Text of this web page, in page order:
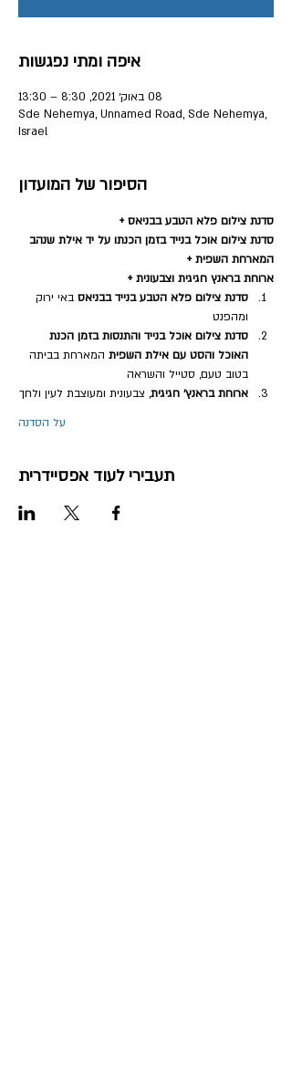
איפה ומתי נפגשות
08 באוק׳ 2021, 8:30 – 13:30
Sde Nehemya, Unnamed Road, Sde Nehemya,
Israel
הסיפור של המועדון
סדנת צילום פלא הטבע בבניאס +
סדנת צילום אוכל בנייד בזמן הכנתו על יד אילת שנהב
המארחת השפית +
ארוחת בראנץ חגיגית וצבעונית +
סדנת צילום פלא הטבע בנייד בבניאס באי ירוק
ומהפנט
סדנת צילום אוכל בנייד והתנסות בזמן הכנת
האוכל והסט עם אילת השפית המארחת בביתה
בטוב טעם, סטייל והשראה
ארוחת בראנץ׳ חגיגית, צבעונית ומעוצבת לעין ולחך
על הסדנה
תעבירי לעוד אפסיידרית